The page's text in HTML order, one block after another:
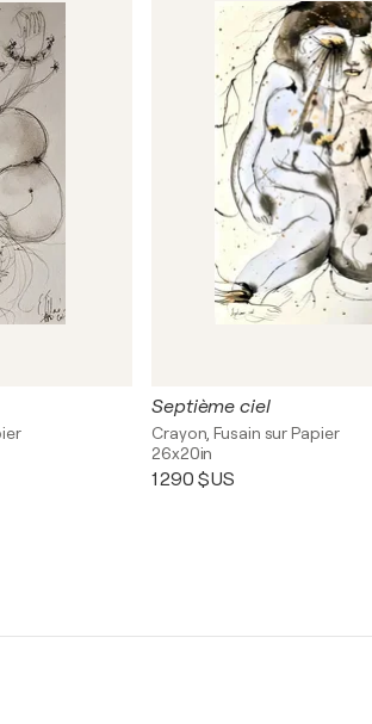
Septième ciel
Crayon, Fusain sur Papier
26x20in
1 290 $US